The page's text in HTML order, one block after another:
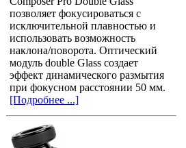
позволяет фокусироваться с
исключительной плавностью и
использовать возможность
наклона/поворота. Оптический
модуль double Glass создает
эффект динамического размытия
при фокусном расстоянии 50 мм.
[Подробнее ...]